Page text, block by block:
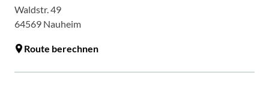
Waldstr. 49
64569 Nauheim
Route berechnen